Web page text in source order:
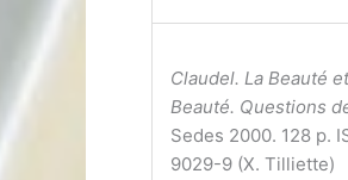
Claudel. La Beauté
Beauté. Questions
Sedes 2000. 128 p.
9029-9 (X. Tilliette)